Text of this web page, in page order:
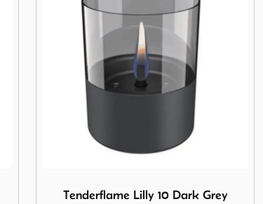
Tenderflame Lilly 10 Dark Grey